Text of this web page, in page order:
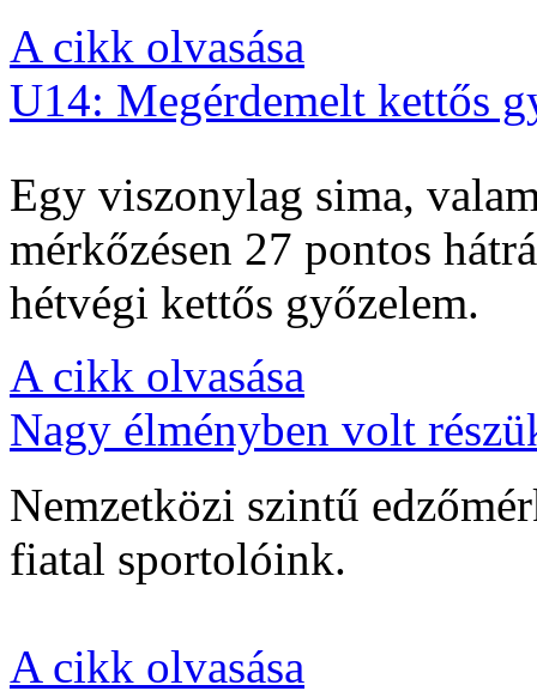
A cikk olvasása
U14: Megérdemelt kettős
Egy viszonylag sima,
mérkőzésen 27 pontos
hétvégi kettős győzelem.
A cikk olvasása
Nagy élményben volt
Nemzetközi szintű
fiatal sportolóink.
A cikk olvasása